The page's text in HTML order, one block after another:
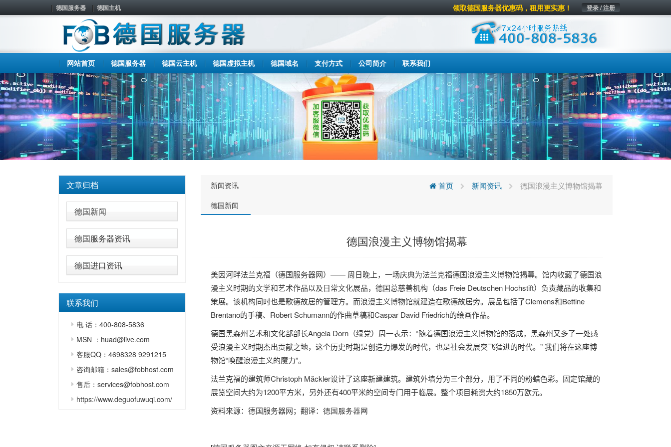
德国服务器 德国主机 登录 / 注册
领取德国服务器优惠码，租用更实惠！
网站首页 德国服务器 德国云主机 德国虚拟主机 德国域名 支付方式 公司简介 联系我们
文章归档
德国新闻
德国服务器资讯
德国进口资讯
联系我们
电 话：400-808-5836
MSN ：huad@live.com
客服QQ：4698328 9291215
咨询邮箱：sales@fobhost.com
售后：services@fobhost.com
https://www.deguofuwuqi.com/
新闻资讯
德国新闻
首页 新闻资讯 德国浪漫主义博物馆揭幕
德国浪漫主义博物馆揭幕
美因河畔法兰克福（德国服务器网） —— 周日晚上，一场庆典为法兰克福德国浪漫主义博物馆揭幕。馆内收藏了德国浪
漫主义时期的文学和艺术作品以及日常文化展品， 德国总慈善机构（das Freie Deutschen Hochstift）负责藏品的收集和
策展。该机构同时也是歌德故居的管理方。而浪漫主义博物馆就建造在歌德故居旁。展品包括了Clemens和Bettine
Brentano的手稿、 Robert Schumann的作曲草稿和Caspar David Friedrich的绘画作品。
德国黑森州艺术和文化部部长Angela Dorn （绿党）周一表示：“随着德国浪漫主义博物馆的落成，黑森州又多了一处感
受浪漫主义时期杰出贡献之地，这个历史时期是创造力爆发的时代，也是社会发展突飞猛进的时代。”我们将在这座博
物馆“唤醒浪漫主义的魔力”。
法兰克福的建筑师Christoph Mäckler设计了这座新建建筑。建筑外墙分为三个部分，用了不同的粉蜡色彩。固定馆藏的
展览空间大约为1200平方米，另外还有400平米的空间专门用于临展。整个项目耗资大约1850万欧元。
资料来源： 德国服务器网；翻译： 德国服务器网